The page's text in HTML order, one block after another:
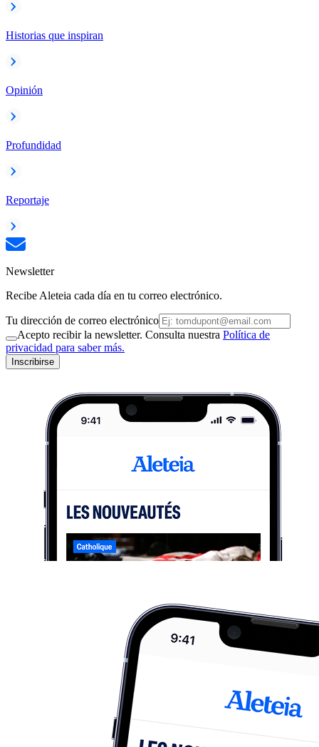
Historias que inspiran
Opinión
Profundidad
Reportaje
Newsletter
Recibe Aleteia cada día en tu correo electrónico.
Tu dirección de correo electrónico
Acepto recibir la newsletter. Consulta nuestra Política de
privacidad para saber más.
Inscribirse